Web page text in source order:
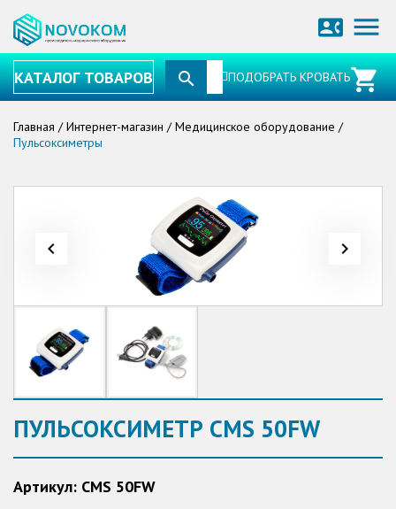
menu
contact_phone
КАТАЛОГ ТОВАРОВ ПОДОБРАТЬ КРОВАТЬ
Главная / Интернет-магазин / Медицинское оборудование /
Пульсоксиметры
navigate_before navigate_next
ПУЛЬСОКСИМЕТР CMS 50FW
Артикул: CMS 50FW